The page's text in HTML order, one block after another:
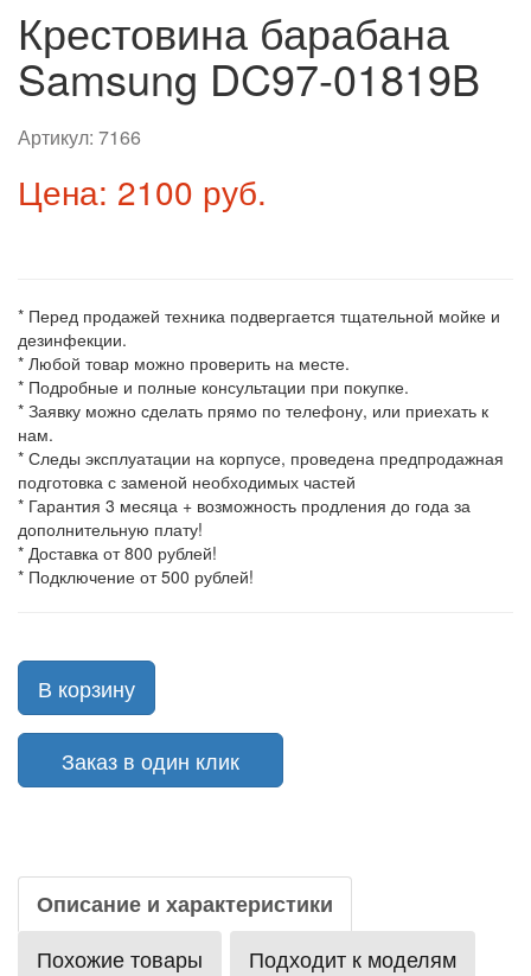
Крестовина барабана
Samsung DC97-01819B
Артикул: 7166
Цена: 2100 руб.
* Перед продажей техника подвергается тщательной мойке и
дезинфекции.
* Любой товар можно проверить на месте.
* Подробные и полные консультации при покупке.
* Заявку можно сделать прямо по телефону, или приехать к
нам.
* Следы эксплуатации на корпусе, проведена предпродажная
подготовка с заменой необходимых частей
* Гарантия 3 месяца + возможность продления до года за
дополнительную плату!
* Доставка от 800 рублей!
* Подключение от 500 рублей!
В корзину
Заказ в один клик
Описание и характеристики
Похожие товары
Подходит к моделям